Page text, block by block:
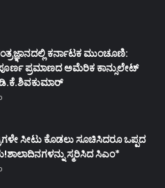
ಕರ್ನಾಟಕ ಮುಂಚೂಣಿ:
ಪ್ರಮಾಣದ ಅಮೆರಿಕ ಕಾನ್ಸುಲೇಟ್
ಸೀಟು ಕೊಡಲು ಸೂಚಿಸಿದರೂ ಒಪ್ಪದ
ಸ್ಮರಿಸಿದ ಸಿಎಂ*